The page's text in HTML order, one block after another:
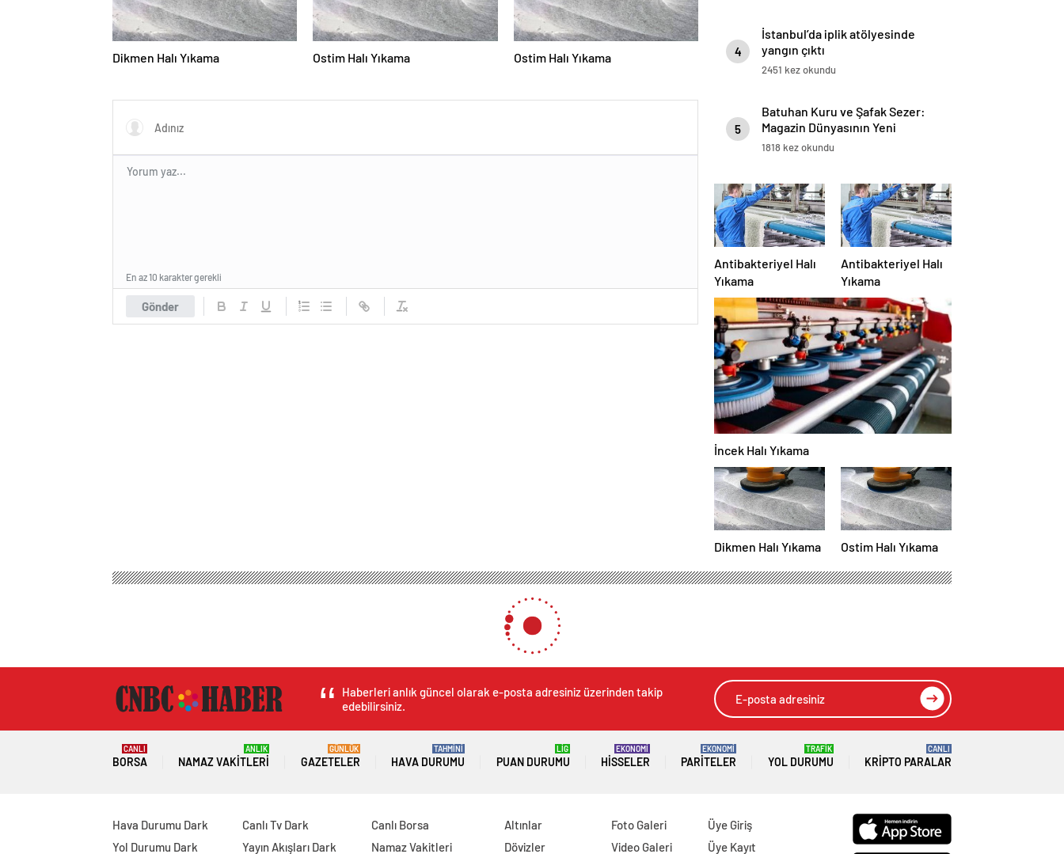
Dikmen Halı Yıkama Ostim Halı Yıkama Ostim Halı Yıkama
Gönder
En az 10 karakter gerekli
4
İstanbul’da iplik atölyesinde
yangın çıktı
2451 kez okundu
5
Batuhan Kuru ve Şafak Sezer:
Magazin Dünyasının Yeni
“Dynamic Duo”su!
1818 kez okundu
Antibakteriyel Halı
Yıkama
Antibakteriyel Halı
Yıkama
İncek Halı Yıkama
Dikmen Halı Yıkama Ostim Halı Yıkama
Haberleri anlık güncel olarak e-posta adresiniz üzerinden takip
edebilirsiniz.
BORSA
CANLI
NAMAZ VAKITLERI
ANLIK
GAZETELER
GÜNLÜK
HAVA DURUMU
TAHMİNİ
PUAN DURUMU
LİG
HISSELER
EKONOMİ
PARITELER
EKONOMİ
YOL DURUMU
TRAFİK
KRIPTO PARALAR
CANLI
Hava Durumu Dark
Yol Durumu Dark
Canlı Tv Dark
Yayın Akışları Dark
Canlı Borsa
Namaz Vakitleri
Altınlar
Dövizler
Foto Galeri
Video Galeri
Üye Giriş
Üye Kayıt